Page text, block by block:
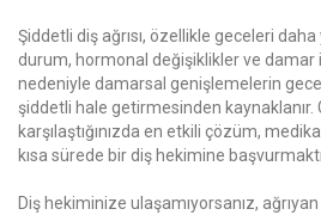
Şiddetli diş ağrısı, özellikle geceleri
durum, hormonal değişiklikler ve damar
nedeniyle damarsal genişlemelerin gece
şiddetli hale getirmesinden kaynaklanır.
karşılaştığınızda en etkili çözüm,
kısa sürede bir diş hekimine
Diş hekiminize ulaşamıyorsanız,